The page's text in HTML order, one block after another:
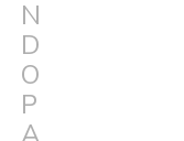
N
D
O
P